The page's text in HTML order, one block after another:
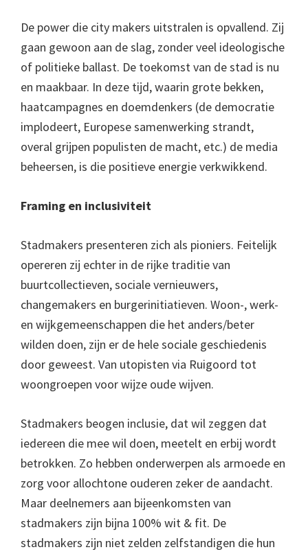
De power die city makers uitstralen is opvallend. Zij
gaan gewoon aan de slag, zonder veel ideologische
of politieke ballast. De toekomst van de stad is nu
en maakbaar. In deze tijd, waarin grote bekken,
haatcampagnes en doemdenkers (de democratie
implodeert, Europese samenwerking strandt,
overal grijpen populisten de macht, etc.) de media
beheersen, is die positieve energie verkwikkend.
Framing en inclusiviteit
Stadmakers presenteren zich als pioniers. Feitelijk
opereren zij echter in de rijke traditie van
buurtcollectieven, sociale vernieuwers,
changemakers en burgerinitiatieven. Woon-, werk-
en wijkgemeenschappen die het anders/beter
wilden doen, zijn er de hele sociale geschiedenis
door geweest. Van utopisten via Ruigoord tot
woongroepen voor wijze oude wijven.
Stadmakers beogen inclusie, dat wil zeggen dat
iedereen die mee wil doen, meetelt en erbij wordt
betrokken. Zo hebben onderwerpen als armoede en
zorg voor allochtone ouderen zeker de aandacht.
Maar deelnemers aan bijeenkomsten van
stadmakers zijn bijna 100% wit & fit. De
stadmakers zijn niet zelden zelfstandigen die hun